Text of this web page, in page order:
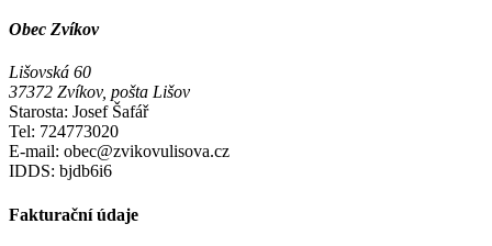
Obec Zvíkov
Lišovská 60
37372 Zvíkov, pošta Lišov
Starosta: Josef Šafář
Tel: 724773020
E-mail: obec@zvikovulisova.cz
IDDS: bjdb6i6
Fakturační údaje